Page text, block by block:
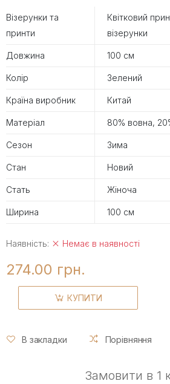
Візерунки та
принти
Квітковий
візерунки
Довжина 100 см
Колір Зелений
Країна виробник Китай
Матеріал 80% вовна,
Сезон Зима
Стан Новий
Стать Жіноча
Ширина 100 см
Наявність: Немає в наявності
274.00 грн.
КУПИТИ
В закладки Порівняння
Замовити в 1